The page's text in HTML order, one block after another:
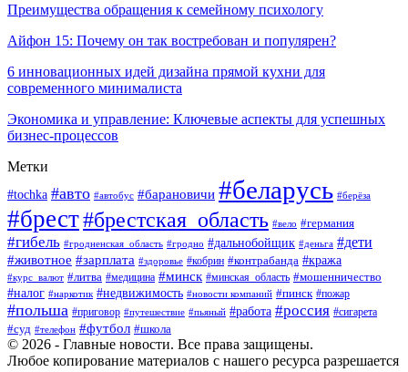
Преимущества обращения к семейному психологу
Айфон 15: Почему он так востребован и популярен?
6 инновационных идей дизайна прямой кухни для
современного минималиста
Экономика и управление: Ключевые аспекты для успешных
бизнес-процессов
Метки
#tochka #авто #автобус #барановичи #беларусь #берёза
#брест#брестская_область #вело #германия
#гибель #гродненская_область #гродно #дальнобойщик #деньга #дети
#животное #зарплата #здоровье #кобрин #контрабанда #кража
#курс_валют #литва #медицина #минск #минская_область #мошенничество
#налог #наркотик #недвижимость #новости компаний #пинск #пожар
#польша #приговор #путешествие #пьяный #работа #россия #сигарета
#суд #телефон #футбол #школа
© 2026 - Главные новости. Все права защищены.
Любое копирование материалов с нашего ресурса разрешается